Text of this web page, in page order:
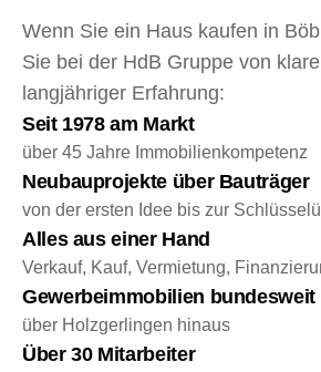
Wenn Sie ein Haus kaufen in
Sie bei der HdB Gruppe von
langjähriger Erfahrung:
Seit 1978 am Markt
über 45 Jahre Immobilienkompetenz
Neubauprojekte über Bauträger
von der ersten Idee bis zur
Alles aus einer Hand
Verkauf, Kauf, Vermietung,
Gewerbeimmobilien bundesweit
über Holzgerlingen hinaus
Über 30 Mitarbeiter